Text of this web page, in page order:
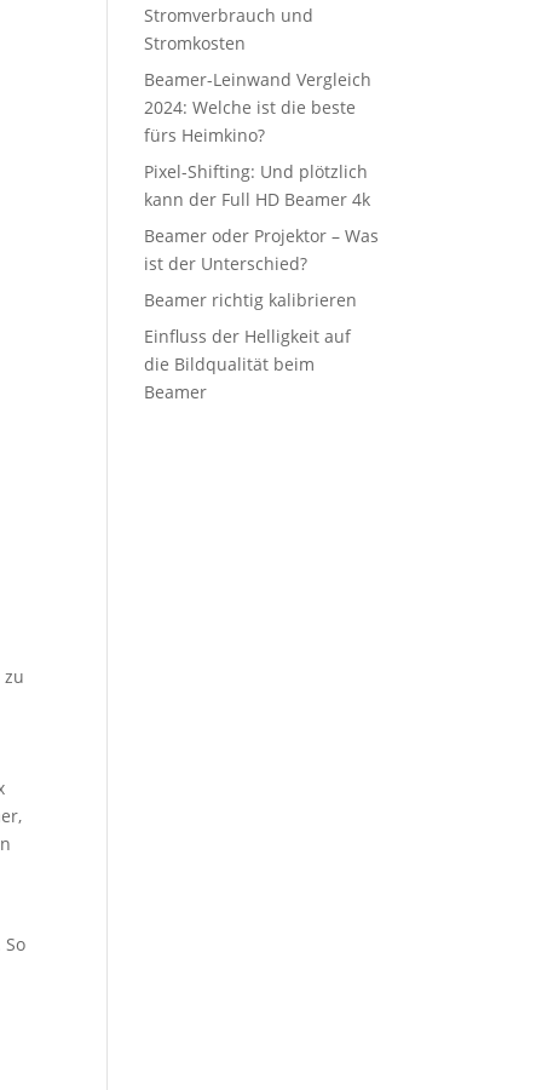
zu
Stromverbrauch und
Stromkosten
Beamer-Leinwand Vergleich
2024: Welche ist die beste
fürs Heimkino?
Pixel-Shifting: Und plötzlich
kann der Full HD Beamer 4k
Beamer oder Projektor – Was
ist der Unterschied?
Beamer richtig kalibrieren
Einfluss der Helligkeit auf
die Bildqualität beim
Beamer